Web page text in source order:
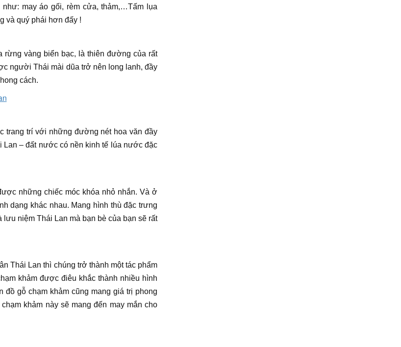
may áo gối, rèm cửa, thảm,…Tấm lụa
và quý phái hơn đấy !
vàng biển bạc, là thiên đường của rất
người Thái mài dũa trở nên long lanh, đầy
cách.
trang trí với những đường nét hoa văn đầy
– đất nước có nền kinh tế lúa nước đặc
những chiếc móc khóa nhỏ nhắn. Và ở
dạng khác nhau. Mang hình thù đặc trưng
lưu niệm Thái Lan mà bạn bè của bạn sẽ rất
Thái Lan thì chúng trở thành một tác phẩm
khảm được điêu khắc thành nhiều hình
gỗ chạm khảm cũng mang giá trị phong
khảm này sẽ mang đến may mắn cho